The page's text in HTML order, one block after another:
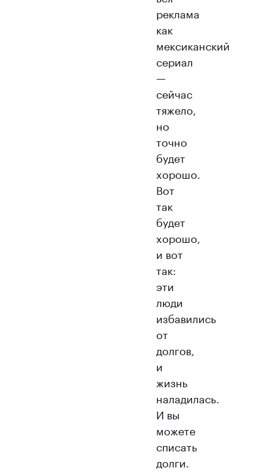
реклама
как
мексиканский
сериал
—
сейчас
тяжело,
но
точно
будет
хорошо.
Вот
так
будет
хорошо,
и вот
так:
эти
люди
избавились
от
долгов,
и
жизнь
наладилась.
И вы
можете
списать
долги.